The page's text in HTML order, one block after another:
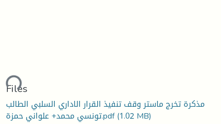
Files
مذكرة تخرج ماستر وقف تنفيذ القرار الاداري السلبي الطالب
تونسي محمد+ علواني حمزة.pdf(1.02 MB)